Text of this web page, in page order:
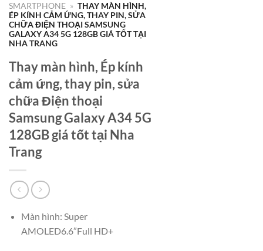
SMARTPHONE » THAY MÀN HÌNH,
ÉP KÍNH CẢM ỨNG, THAY PIN, SỬA
CHỮA ĐIỆN THOẠI SAMSUNG
GALAXY A34 5G 128GB GIÁ TỐT TẠI
NHA TRANG
Thay màn hình, Ép kính
cảm ứng, thay pin, sửa
chữa Điện thoại
Samsung Galaxy A34 5G
128GB giá tốt tại Nha
Trang
Màn hình: Super
AMOLED6.6″Full HD+